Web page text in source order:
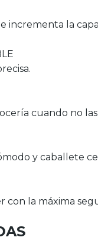
incrementa la
cuando no las
y caballete
con la máxima